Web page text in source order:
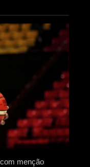
menção